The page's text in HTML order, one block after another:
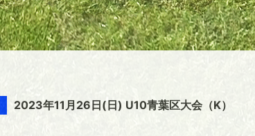
2023年11月26日(日) U10青葉区大会（K）